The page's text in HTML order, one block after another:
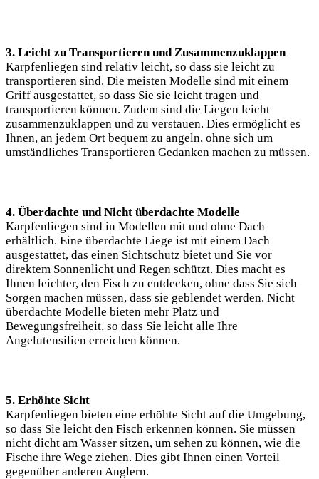
3. Leicht zu Transportieren und Zusammenzuklappen
Karpfenliegen sind relativ leicht, so dass sie leicht zu
transportieren sind. Die meisten Modelle sind mit einem
Griff ausgestattet, so dass Sie sie leicht tragen und
transportieren können. Zudem sind die Liegen leicht
zusammenzuklappen und zu verstauen. Dies ermöglicht es
Ihnen, an jedem Ort bequem zu angeln, ohne sich um
umständliches Transportieren Gedanken machen zu müssen.
4. Überdachte und Nicht überdachte Modelle
Karpfenliegen sind in Modellen mit und ohne Dach
erhältlich. Eine überdachte Liege ist mit einem Dach
ausgestattet, das einen Sichtschutz bietet und Sie vor
direktem Sonnenlicht und Regen schützt. Dies macht es
Ihnen leichter, den Fisch zu entdecken, ohne dass Sie sich
Sorgen machen müssen, dass sie geblendet werden. Nicht
überdachte Modelle bieten mehr Platz und
Bewegungsfreiheit, so dass Sie leicht alle Ihre
Angelutensilien erreichen können.
5. Erhöhte Sicht
Karpfenliegen bieten eine erhöhte Sicht auf die Umgebung,
so dass Sie leicht den Fisch erkennen können. Sie müssen
nicht dicht am Wasser sitzen, um sehen zu können, wie die
Fische ihre Wege ziehen. Dies gibt Ihnen einen Vorteil
gegenüber anderen Anglern.